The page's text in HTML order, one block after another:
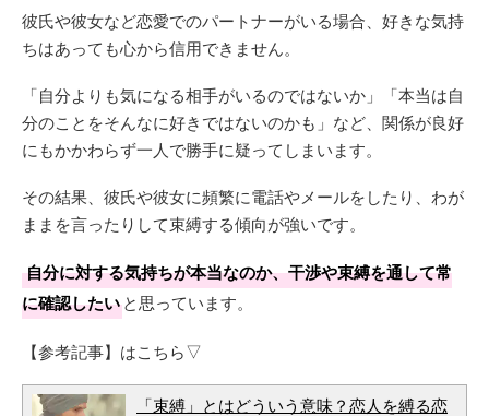
彼氏や彼女など恋愛でのパートナーがいる場合、好きな気持
ちはあっても心から信用できません。
「自分よりも気になる相手がいるのではないか」「本当は自
分のことをそんなに好きではないのかも」など、関係が良好
にもかかわらず一人で勝手に疑ってしまいます。
その結果、彼氏や彼女に頻繁に電話やメールをしたり、わが
ままを言ったりして束縛する傾向が強いです。
自分に対する気持ちが本当なのか、干渉や束縛を通して常
に確認したいと思っています。
【参考記事】はこちら▽
「束縛」とはどういう意味？恋人を縛る恋